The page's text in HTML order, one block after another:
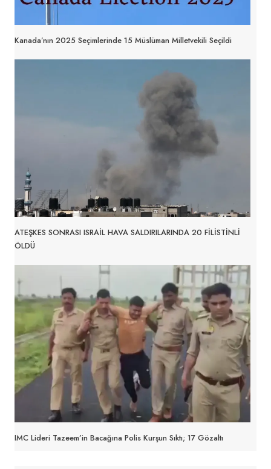
Kanada’nın 2025 Seçimlerinde 15 Müslüman Milletvekili Seçildi
ATEŞKES SONRASI ISRAİL HAVA SALDIRILARINDA 20 FİLİSTİNLİ
ÖLDÜ
IMC Lideri Tazeem’in Bacağına Polis Kurşun Sıktı; 17 Gözaltı